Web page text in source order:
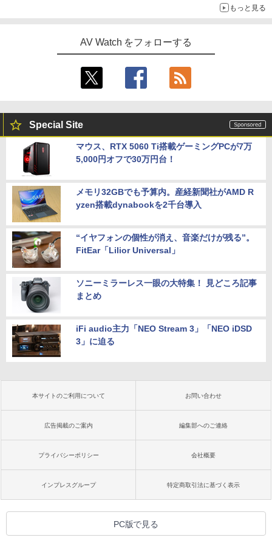
もっと見る
AV Watch をフォローする
Special Site
マウス、RTX 5060 Ti搭載ゲーミングPCが7万
5,000円オフで30万円台！
メモリ32GBでも予算内。産経新聞社がAMD R
yzen搭載dynabookを2千台導入
“イヤフォンの個性が消え、音楽だけが残る”。
FitEar「Lilior Universal」
ソニーミラーレス一眼の大特集！ 見どころ記事
まとめ
iFi audio主力「NEO Stream 3」「NEO iDSD
3」に迫る
本サイトのご利用について お問い合わせ
広告掲載のご案内 編集部へのご連絡
プライバシーポリシー 会社概要
インプレスグループ 特定商取引法に基づく表示
PC版で見る